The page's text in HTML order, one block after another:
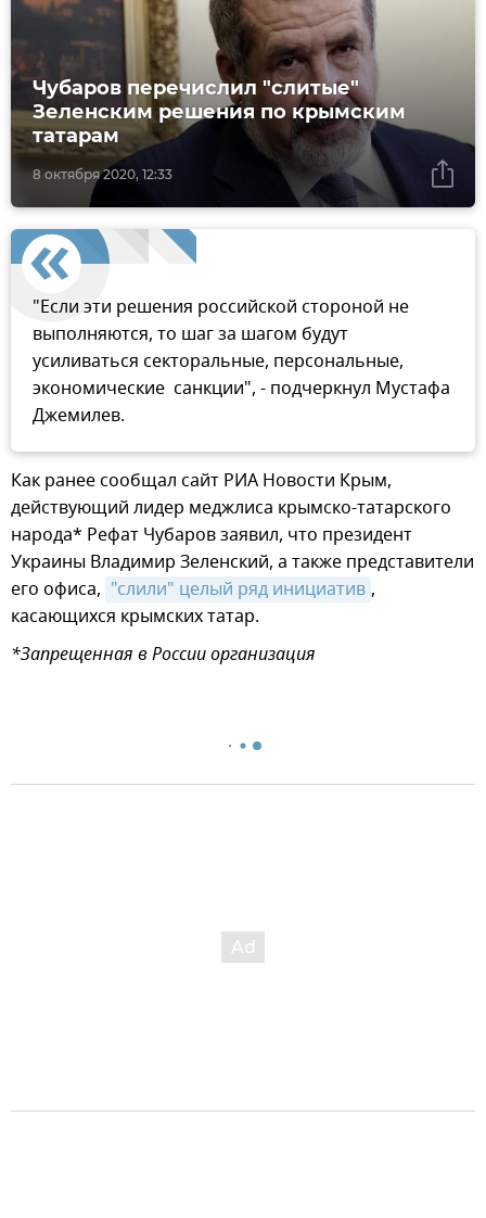
8 октября 2020, 12:33
Чубаров перечислил "слитые"
Зеленским решения по крымским
татарам
"Если эти решения российской стороной не
выполняются, то шаг за шагом будут
усиливаться секторальные, персональные,
экономические санкции", - подчеркнул Мустафа
Джемилев.
Как ранее сообщал сайт РИА Новости Крым,
действующий лидер меджлиса крымско-татарского
народа* Рефат Чубаров заявил, что президент
Украины Владимир Зеленский, а также представители
его офиса, "слили" целый ряд инициатив ,
касающихся крымских татар.
*Запрещенная в России организация